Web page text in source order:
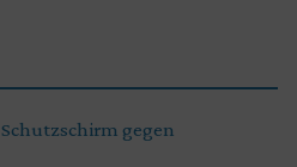
Schutzschirm gegen